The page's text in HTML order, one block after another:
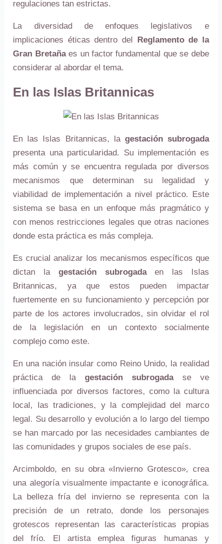
regulaciones tan estrictas.
La diversidad de enfoques legislativos e
implicaciones éticas dentro del
Reglamento de la
Gran Bretañaes un factor fundamental que se debe
considerar al abordar el tema.
En las Islas Britannicas
En las Islas Britannicas, la gestación subrogada
presenta una particularidad. Su implementación es
más común y se encuentra regulada por diversos
mecanismos que determinan su legalidad y
viabilidad de implementación a nivel práctico. Este
sistema se basa en un enfoque más pragmático y
con menos restricciones legales que otras naciones
donde esta práctica es más compleja.
Es crucial analizar los mecanismos específicos que
dictan la gestación subrogadaen las Islas
Britannicas, ya que estos pueden impactar
fuertemente en su funcionamiento y percepción por
parte de los actores involucrados, sin olvidar el rol
de la legislación en un contexto socialmente
complejo como este.
En una nación insular como Reino Unido, la realidad
práctica de la gestación subrogadase ve
influenciada por diversos factores, como la cultura
local, las tradiciones, y la complejidad del marco
legal. Su desarrollo y evolución a lo largo del tiempo
se han marcado por las necesidades cambiantes de
las comunidades y grupos sociales de ese país.
Arcimboldo, en su obra «Invierno Grotesco», crea
una alegoría visualmente impactante e iconográfica.
La belleza fría del invierno se representa con la
precisión de un retrato, donde los personajes
grotescos representan las características propias
del frío. El artista emplea figuras humanas y